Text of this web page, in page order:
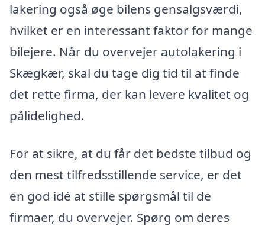
lakering også øge bilens gensalgsværdi,
hvilket er en interessant faktor for mange
bilejere. Når du overvejer autolakering i
Skægkær, skal du tage dig tid til at finde
det rette firma, der kan levere kvalitet og
pålidelighed.
For at sikre, at du får det bedste tilbud og
den mest tilfredsstillende service, er det
en god idé at stille spørgsmål til de
firmaer, du overvejer. Spørg om deres